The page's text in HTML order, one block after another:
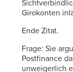
Girokonten
Ende Zitat.
Frage: Sie
Postfinance
unweigerlich